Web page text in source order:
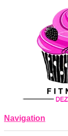
Navigation